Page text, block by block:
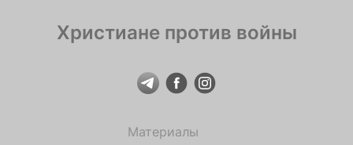
Христиане против войны
Материалы